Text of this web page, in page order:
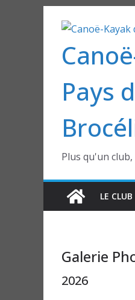
contenu
Pays
Plus qu'un
LE CLUB
Galerie
2026